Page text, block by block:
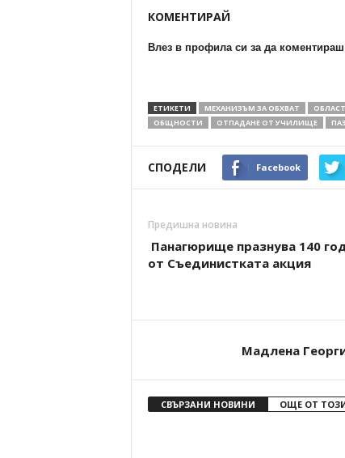
КОМЕНТИРАЙ
Влез в профила си за да коментираш
ЕТИКЕТИ МЕХАНИЗЪМ ЗА ОБХВАТ
ОБЩНОСТИ
ОТПАДАНЕ ОТ УЧИЛИЩЕ
СПОДЕЛИ Facebook
Предишна новина
Панагюрище празнува 140
от Съединистката акция
Мадлена
СВЪРЗАНИ НОВИНИ ОЩЕ ОТ